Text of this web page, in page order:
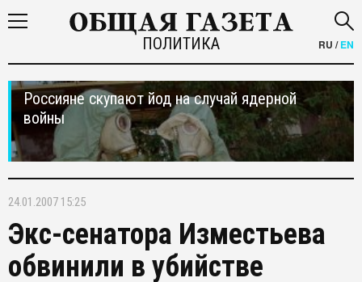
ПОЛИТИКА RU /EN
Россияне скупают йод на случай ядерной
войны
24.01.2007 15:25
Экс-сенатора Изместьева
обвинили в убийстве